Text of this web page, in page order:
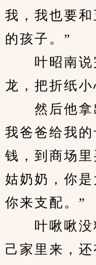
我，我也要
的孩子。”
叶昭南说
龙，把折纸小
然后他拿
我爸爸给我
钱，到商场里
姑奶奶，你
你来支配。”
叶啾啾没
己家里来，还